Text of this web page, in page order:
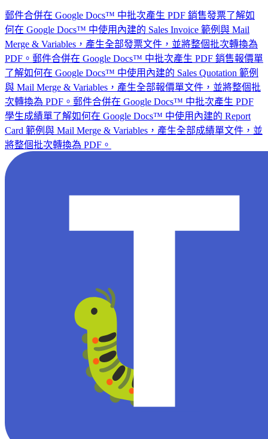
郵件合併在 Google Docs™ 中批次產生 PDF 銷售發票了解如
何在 Google Docs™ 中使用內建的 Sales Invoice 範例與 Mail
Merge & Variables，產生全部發票文件，並將整個批次轉換為
PDF。 郵件合併在 Google Docs™ 中批次產生 PDF 銷售報價單
了解如何在 Google Docs™ 中使用內建的 Sales Quotation 範例
與 Mail Merge & Variables，產生全部報價單文件，並將整個批
次轉換為 PDF。 郵件合併在 Google Docs™ 中批次產生 PDF
學生成績單了解如何在 Google Docs™ 中使用內建的 Report
Card 範例與 Mail Merge & Variables，產生全部成績單文件，並
將整個批次轉換為 PDF。